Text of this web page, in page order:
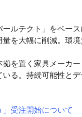
ルテクト」をベー
を大幅に削減。環
を置く家具メーカ
る。持続可能性と
受注開始について